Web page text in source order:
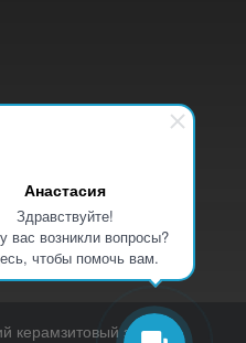
Анастасия
Здравствуйте!
вас возникли вопросы?
чтобы помочь вам.
д. 40а
керамзитовый завод”